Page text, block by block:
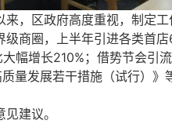
，区政府高度重视，制定工
商圈，上半年引进各类首
幅增长210%；借势节会引
量发展若干措施（试行）》
建议。